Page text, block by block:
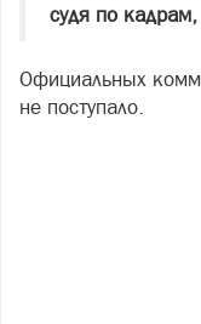
судя по
Официальных
не поступало.